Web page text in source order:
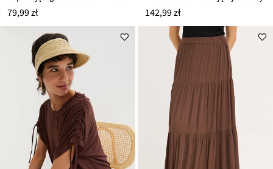
79,99 zł 142,99 zł